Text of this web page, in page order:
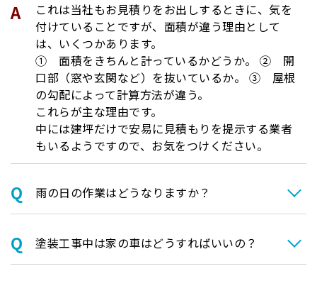
これは当社もお見積りをお出しするときに、気を
付けていることですが、面積が違う理由として
は、いくつかあります。
① 面積をきちんと計っているかどうか。 ② 開
口部（窓や玄関など）を抜いているか。 ③ 屋根
の勾配によって計算方法が違う。
これらが主な理由です。
中には建坪だけで安易に見積もりを提示する業者
もいるようですので、お気をつけください。
⾬の日の作業はどうなりますか？
塗装⼯事中は家の⾞はどうすればいいの？